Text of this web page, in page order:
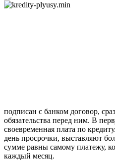
подписан с банком договор,
обязательства перед ним. В
своевременная плата по
день просрочки, выставляют
сумме равны самому платежу,
каждый месяц.